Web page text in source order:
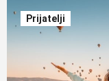
Prijatelji